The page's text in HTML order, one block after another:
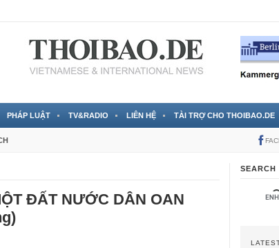
PHÁP LUẬT TV&RADIO LIÊN HỆ TÀI TRỢ CHO THOIBAO.DE
ĐẤT NƯỚC DÂN OAN
SEARCH